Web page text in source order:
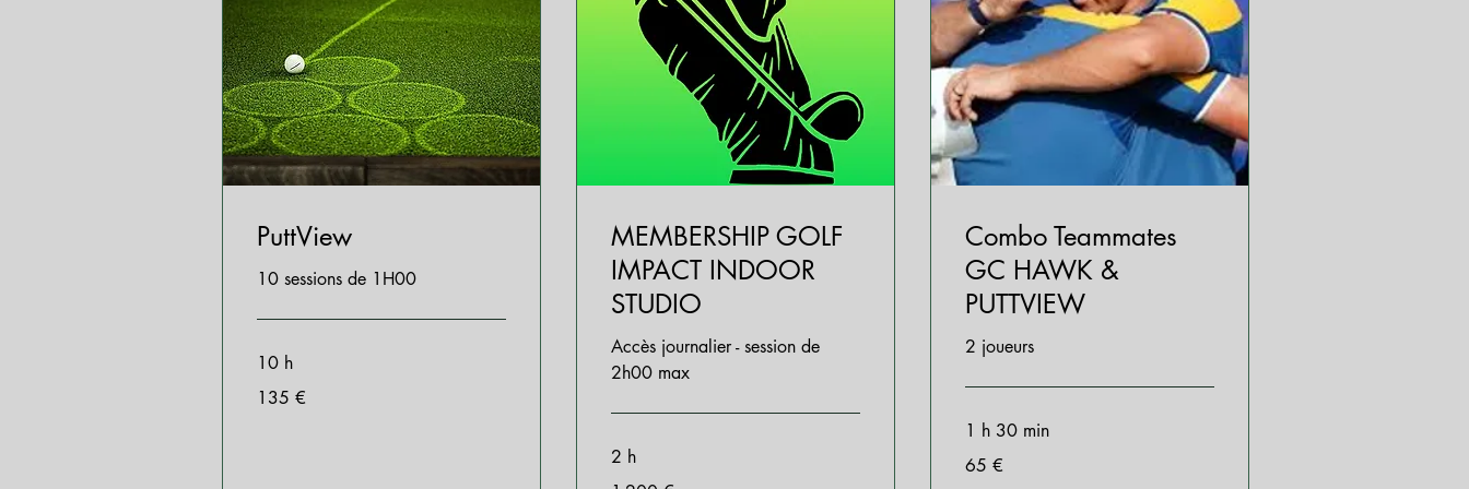
PuttView
10 sessions de 1H00
10 h
euros
135 €
MEMBERSHIP GOLF
IMPACT INDOOR
STUDIO
Accès journalier - session de
2h00 max
2 h
Combo Teammates
GC HAWK &
PUTTVIEW
2 joueurs
1 h 30 min
euros
65 €